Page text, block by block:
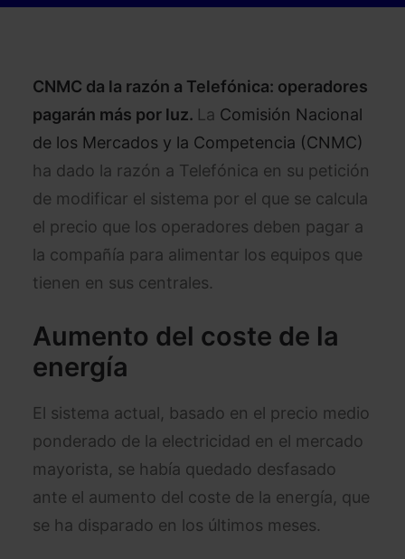
CNMC da la razón a Telefónica: operadores
pagarán más por luz. La Comisión Nacional
de los Mercados y la Competencia (CNMC)
ha dado la razón a Telefónica en su petición
de modificar el sistema por el que se calcula
el precio que los operadores deben pagar a
la compañía para alimentar los equipos que
tienen en sus centrales.
Aumento del coste de la
energía
El sistema actual, basado en el precio medio
ponderado de la electricidad en el mercado
mayorista, se había quedado desfasado
ante el aumento del coste de la energía, que
se ha disparado en los últimos meses.